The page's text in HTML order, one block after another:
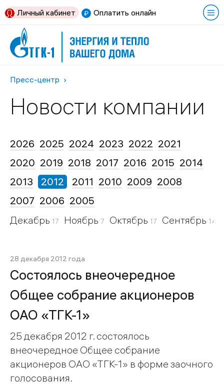
Оплатить онлайн
Личный кабинет
Пресс-центр
Новости компании
2026 2025 2024 2023 2022 2021
2020 2019 2018 2017 2016 2015 2014
2013
2012
Декабрь 17 Ноябрь 7 Октябрь 17 Сентябрь 14
2011 2010 2009 2008
2007 2006 2005
28 декабря 2012 года
Состоялось внеочередное
Общее собрание акционеров
ОАО «ТГК-1»
25 декабря 2012 г. состоялось
внеочередное Общее собрание
акционеров ОАО «ТГК-1» в форме заочного
голосования.